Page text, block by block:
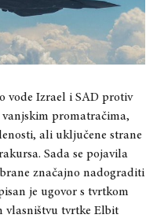
vode Izrael i SAD protiv
promatračima,
ali uključene strane
Sada se pojavila
značajno nadograditi
je ugovor s tvrtkom
vlasništvu tvrtke Elbit